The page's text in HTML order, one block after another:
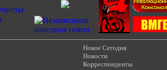
Новое Сегодня
Новости
Корреспонденты